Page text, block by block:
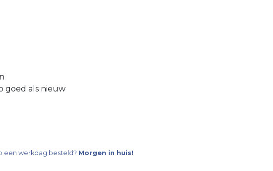
goed als nieuw
een werkdag besteld? Morgen in huis!